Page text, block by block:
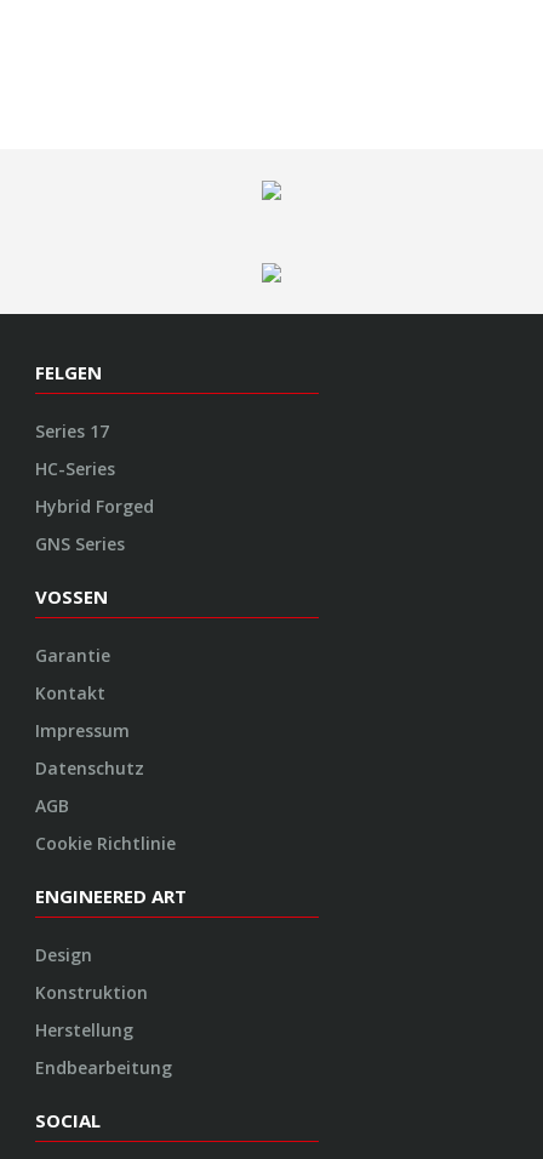
FELGEN
Series 17
HC-Series
Hybrid Forged
GNS Series
VOSSEN
Garantie
Kontakt
Impressum
Datenschutz
AGB
Cookie Richtlinie
ENGINEERED ART
Design
Konstruktion
Herstellung
Endbearbeitung
SOCIAL